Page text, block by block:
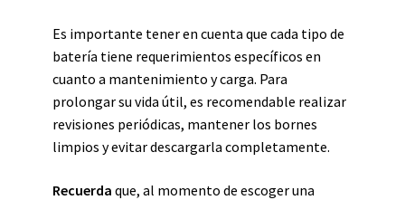
Es importante tener en cuenta que cada tipo de
batería tiene requerimientos específicos en
cuanto a mantenimiento y carga. Para
prolongar su vida útil, es recomendable realizar
revisiones periódicas, mantener los bornes
limpios y evitar descargarla completamente.
Recuerda que, al momento de escoger una